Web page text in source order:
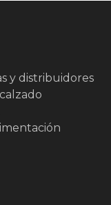
y distribuidores